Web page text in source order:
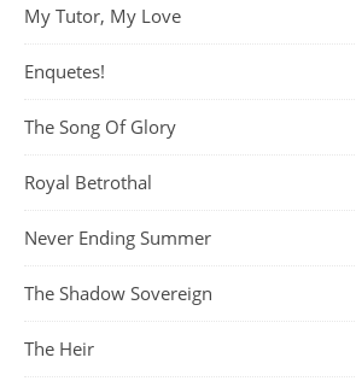
My Tutor, My Love
Enquetes!
The Song Of Glory
Royal Betrothal
Never Ending Summer
The Shadow Sovereign
The Heir